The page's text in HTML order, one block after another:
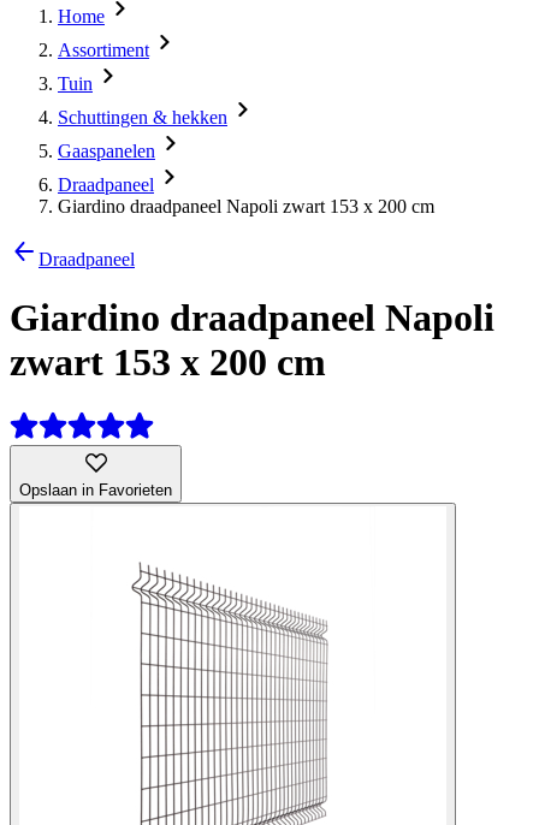
Home
Assortiment
Tuin
Schuttingen & hekken
Gaaspanelen
Draadpaneel
Giardino draadpaneel Napoli zwart 153 x 200 cm
Draadpaneel
Giardino draadpaneel Napoli
zwart 153 x 200 cm
Opslaan in Favorieten